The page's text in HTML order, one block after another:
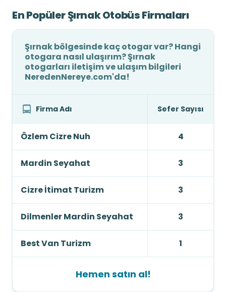
En Popüler Şırnak Otobüs Firmaları
Şırnak bölgesinde kaç otogar var? Hangi
otogara nasıl ulaşırım? Şırnak
otogarları iletişim ve ulaşım bilgileri
NeredenNereye.com'da!
Firma Adı Sefer Sayısı
Özlem Cizre Nuh 4
Mardin Seyahat 3
Cizre İtimat Turizm 3
Dilmenler Mardin Seyahat 3
Best Van Turizm 1
Hemen satın al!